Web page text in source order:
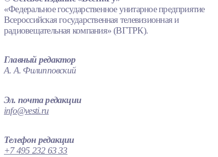
«Федеральное государственное унитарное предприятие
Всероссийская государственная телевизионная и
радиовещательная компания» (ВГТРК).
Главный редактор
А. А. Филипповский
Эл. почта редакции
info@vesti.ru
Телефон редакции
+7 495 232 63 33